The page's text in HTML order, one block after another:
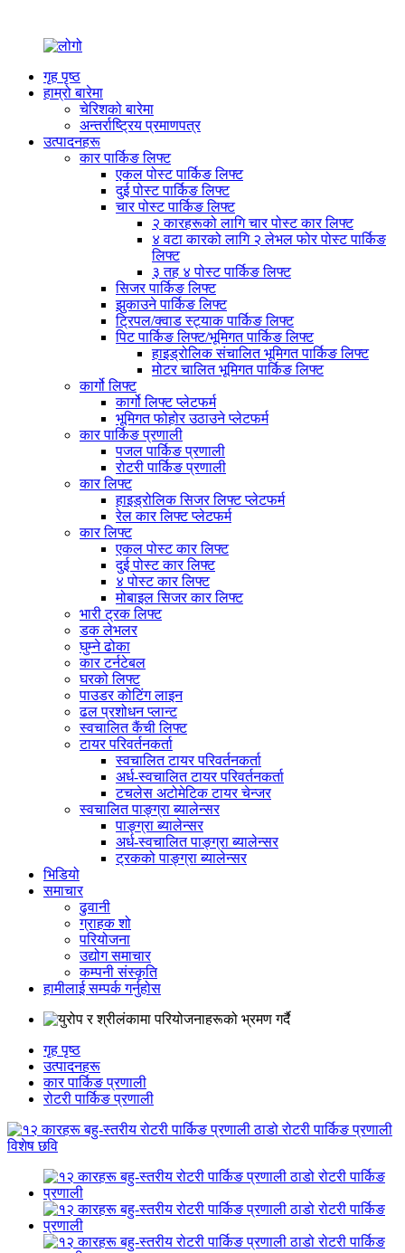
गृह पृष्ठ
हाम्रो बारेमा
चेरिशको बारेमा
अन्तर्राष्ट्रिय प्रमाणपत्र
उत्पादनहरू
कार पार्किङ लिफ्ट
एकल पोस्ट पार्किङ लिफ्ट
दुई पोस्ट पार्किङ लिफ्ट
चार पोस्ट पार्किङ लिफ्ट
२ कारहरूको लागि चार पोस्ट कार लिफ्ट
४ वटा कारको लागि २ लेभल फोर पोस्ट पार्किङ
लिफ्ट
३ तह ४ पोस्ट पार्किङ लिफ्ट
सिजर पार्किङ लिफ्ट
झुकाउने पार्किङ लिफ्ट
ट्रिपल/क्वाड स्ट्याक पार्किङ लिफ्ट
पिट पार्किङ लिफ्ट/भूमिगत पार्किङ लिफ्ट
हाइड्रोलिक संचालित भूमिगत पार्किङ लिफ्ट
मोटर चालित भूमिगत पार्किङ लिफ्ट
कार्गो लिफ्ट
कार्गो लिफ्ट प्लेटफर्म
भूमिगत फोहोर उठाउने प्लेटफर्म
कार पार्किङ प्रणाली
पजल पार्किङ प्रणाली
रोटरी पार्किङ प्रणाली
कार लिफ्ट
हाइड्रोलिक सिजर लिफ्ट प्लेटफर्म
रेल कार लिफ्ट प्लेटफर्म
कार लिफ्ट
एकल पोस्ट कार लिफ्ट
दुई पोस्ट कार लिफ्ट
४ पोस्ट कार लिफ्ट
मोबाइल सिजर कार लिफ्ट
भारी ट्रक लिफ्ट
डक लेभलर
घुम्ने ढोका
कार टर्नटेबल
घरको लिफ्ट
पाउडर कोटिंग लाइन
ढल प्रशोधन प्लान्ट
स्वचालित कैंची लिफ्ट
टायर परिवर्तनकर्ता
स्वचालित टायर परिवर्तनकर्ता
अर्ध-स्वचालित टायर परिवर्तनकर्ता
टचलेस अटोमेटिक टायर चेन्जर
स्वचालित पाङ्ग्रा ब्यालेन्सर
पाङ्ग्रा ब्यालेन्सर
अर्ध-स्वचालित पाङ्ग्रा ब्यालेन्सर
ट्रकको पाङ्ग्रा ब्यालेन्सर
भिडियो
समाचार
ढुवानी
ग्राहक शो
परियोजना
उद्योग समाचार
कम्पनी संस्कृति
हामीलाई सम्पर्क गर्नुहोस
गृह पृष्ठ
उत्पादनहरू
कार पार्किङ प्रणाली
रोटरी पार्किङ प्रणाली